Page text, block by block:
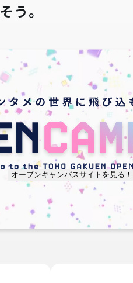
う。
オープンキャンパスサイトを見る！